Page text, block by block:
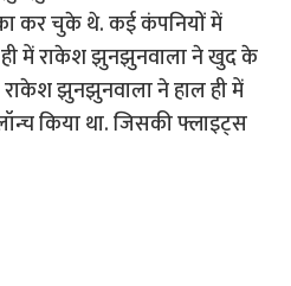
कर चुके थे. कई कंपनियों में
ही में राकेश झुनझुनवाला ने खुद के
राकेश झुनझुनवाला ने हाल ही में
किया था. जिसकी फ्लाइट्स